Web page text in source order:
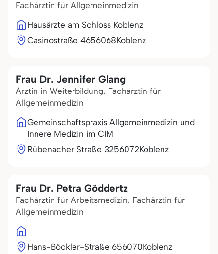
Fachärztin für Allgemeinmedizin
Hausärzte am Schloss Koblenz
Casinostraße 4656068Koblenz
Frau Dr. Jennifer Glang
Ärztin in Weiterbildung, Fachärztin für
Allgemeinmedizin
Gemeinschaftspraxis Allgemeinmedizin und
Innere Medizin im CIM
Rübenacher Straße 3256072Koblenz
Frau Dr. Petra Göddertz
Fachärztin für Arbeitsmedizin, Fachärztin für
Allgemeinmedizin
Hans-Böckler-Straße 656070Koblenz